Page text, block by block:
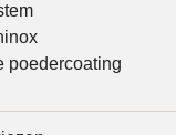
poedercoating